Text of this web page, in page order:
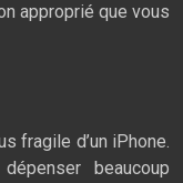
approprié que vous
fragile d’un iPhone.
beaucoup